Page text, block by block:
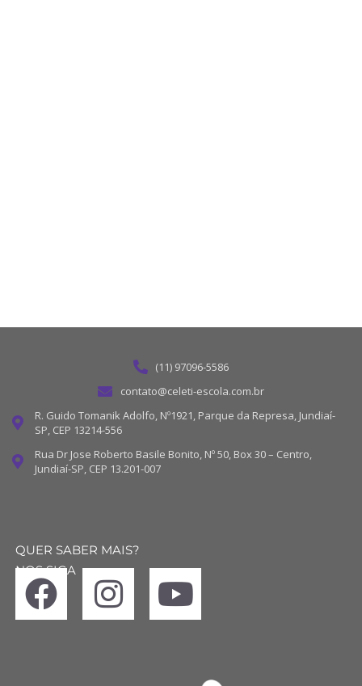
(11) 97096-5586
contato@celeti-escola.com.br
R. Guido Tomanik Adolfo, Nº1921, Parque da Represa, Jundiaí-
SP, CEP 13214-556
Rua Dr Jose Roberto Basile Bonito, Nº 50, Box 30 – Centro,
Jundiaí-SP, CEP 13.201-007
QUER SABER MAIS?
NOS SIGA